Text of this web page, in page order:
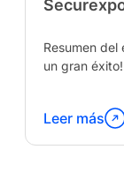
Resumen
un gran
Continúa
leyendo
Leer más